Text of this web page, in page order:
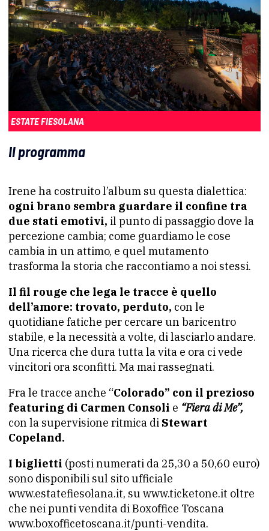
ESTATE FIESOLANA
Il programma
Irene ha costruito l’album su questa dialettica:
ogni brano sembra guardare il confine tra
due stati emotivi, il punto di passaggio dove la
percezione cambia; come guardiamo le cose
cambia in un attimo, e quel mutamento
trasforma la storia che raccontiamo a noi stessi.
Il fil rouge che lega le tracce è quello
dell’amore: trovato, perduto, con le
quotidiane fatiche per cercare un baricentro
stabile, e la necessità a volte, di lasciarlo andare.
Una ricerca che dura tutta la vita e ora ci vede
vincitori ora sconfitti. Ma mai rassegnati.
Fra le tracce anche “Colorado” con il prezioso
featuring di Carmen Consoli e “Fiera di Me”,
con la supervisione ritmica di Stewart
Copeland.
I biglietti (posti numerati da 25,30 a 50,60 euro)
sono disponibili sul sito ufficiale
www.estatefiesolana.it, su www.ticketone.it oltre
che nei punti vendita di Boxoffice Toscana
www.boxofficetoscana.it/punti-vendita.